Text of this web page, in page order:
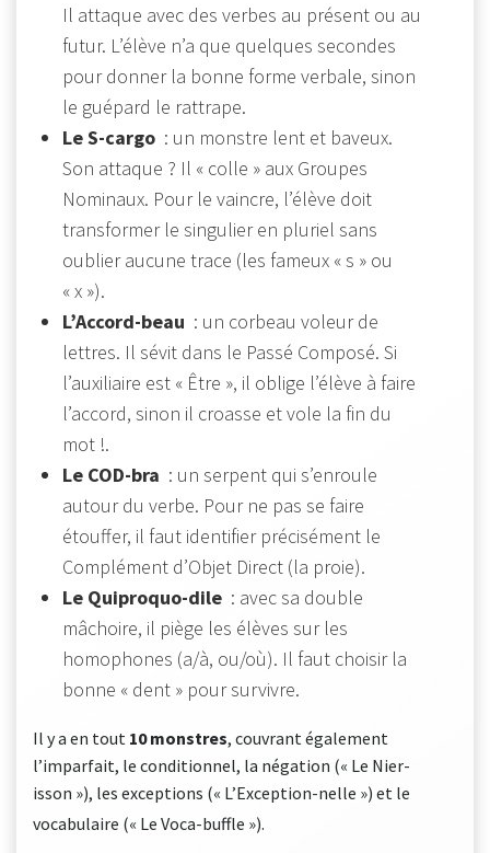
Il attaque avec des verbes au présent ou au
futur. L’élève n’a que quelques secondes
pour donner la bonne forme verbale, sinon
le guépard le rattrape.
Le S-cargo : un monstre lent et baveux.
Son attaque ? Il « colle » aux Groupes
Nominaux. Pour le vaincre, l’élève doit
transformer le singulier en pluriel sans
oublier aucune trace (les fameux « s » ou
« x »).
L’Accord-beau : un corbeau voleur de
lettres. Il sévit dans le Passé Composé. Si
l’auxiliaire est « Être », il oblige l’élève à faire
l’accord, sinon il croasse et vole la fin du
mot !.
Le COD-bra : un serpent qui s’enroule
autour du verbe. Pour ne pas se faire
étouffer, il faut identifier précisément le
Complément d’Objet Direct (la proie).
Le Quiproquo-dile : avec sa double
mâchoire, il piège les élèves sur les
homophones (a/à, ou/où). Il faut choisir la
bonne « dent » pour survivre.
Il y a en tout 10 monstres, couvrant également
l’imparfait, le conditionnel, la négation (« Le Nier-
isson »), les exceptions (« L’Exception-nelle ») et le
vocabulaire (« Le Voca-buffle »).